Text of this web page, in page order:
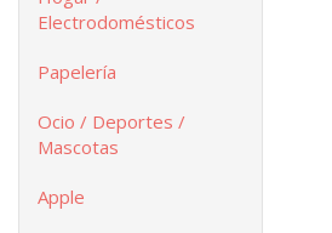
Electrodomésticos
Papelería
Ocio / Deportes /
Mascotas
Apple